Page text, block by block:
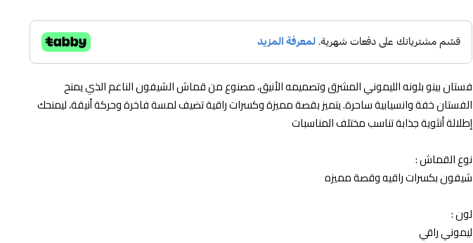
فستان بينو بلونه الليموني المشرق وتصميمه الأنيق، مصنوع من قماش الشيفون الناعم الذي يمنح
الفستان خفة وانسيابية ساحرة. يتميز بقصة مميزة وكسرات راقية تضيف لمسة فاخرة وحركة أنيقة، ليمنحك
إطلالة أنثوية جذابة تناسب مختلف المناسبات
نوع القماش :
شيفون بكسرات راقيه وقصة مميزه
لون :
ليموني راقي